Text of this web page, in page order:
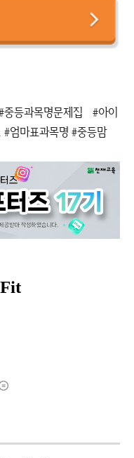
중등과목명문제집 #아이
엄마표과목명 #중등맘